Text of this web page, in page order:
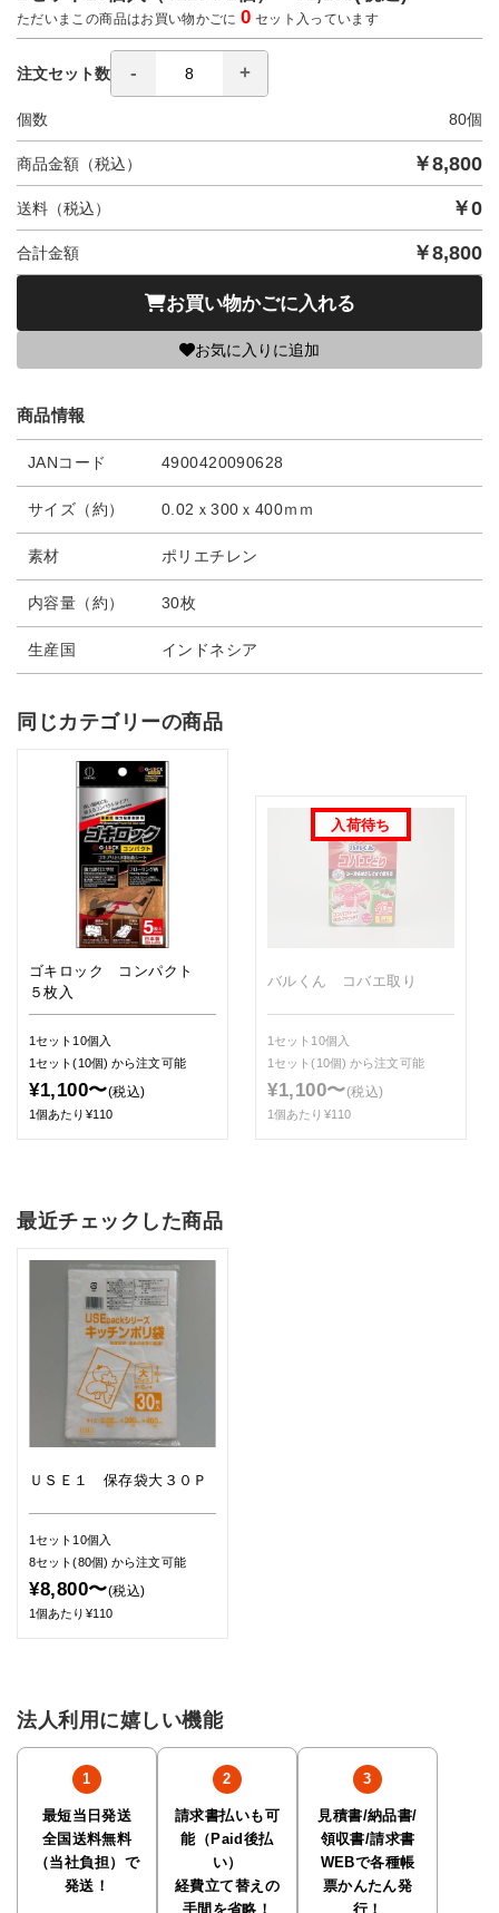
ただいまこの商品はお買い物かごに0 セット入っています
注文セット数
個数 80個
商品金額（税込） ￥8,800
送料（税込） ￥0
合計金額 ￥8,800
お買い物かごに入れる
お気に入りに追加
商品情報
JANコード 4900420090628
サイズ（約） 0.02ｘ300ｘ400ｍｍ
素材 ポリエチレン
内容量（約） 30枚
生産国 インドネシア
同じカテゴリーの商品
ゴキロック コンパクト
５枚入
1セット10個入
1セット(10個)から注文可能
¥1,100〜(税込)
1個あたり¥110
バルくん コバエ取り
1セット10個入
1セット(10個)から注文可能
¥1,100〜(税込)
1個あたり¥110
最近チェックした商品
ＵＳＥ１ 保存袋大３０Ｐ
1セット10個入
8セット(80個)から注文可能
¥8,800〜(税込)
1個あたり¥110
法人利用に嬉しい機能
最短当日発送
全国送料無料
（当社負担）で
発送！
請求書払いも可
能（Paid後払
い）
経費立て替えの
手間を省略！
見積書/納品書/
領収書/請求書
WEBで各種帳
票かんたん発
行！